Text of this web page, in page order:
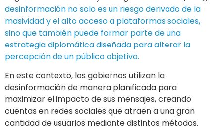
A medida que las personas interactúan con ellas, se
exponen a contenido desinformativo. Este mensaje
puede ser amplificado por bots y trolls,generando
«cámaras de eco» donde las ideas se refuerzan
mediante la repetición.Esto dificulta el acceso a
información veraz y crea una población menos